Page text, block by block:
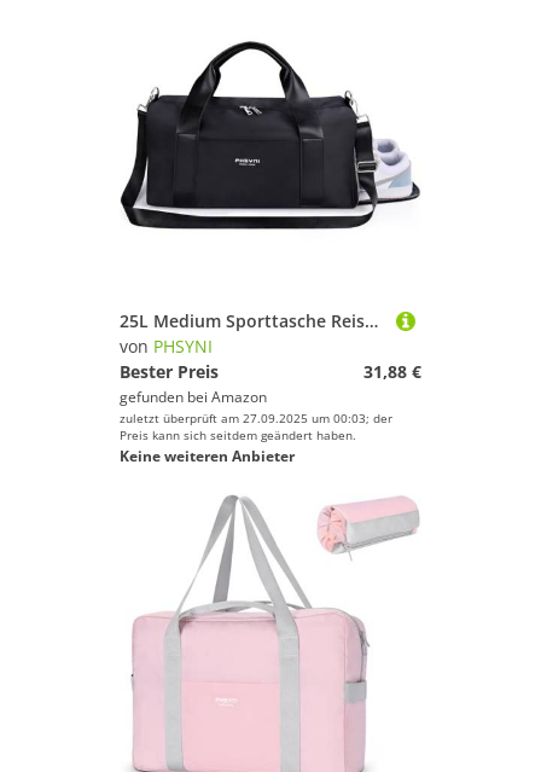
25L Medium Sporttasche Reisetasche für Damen und Herren,wasserdichte Handgepäcktasche,Trainingstasche für Reisen Schwimmenmit Schuhfach und Nassfach,Griff aus PU Leder (Schwarz,19 Mittelgroße Größe)
von PHSYNI
Bester Preis
31,88 €
gefunden bei Amazon
zuletzt überprüft am 27.09.2025 um 00:03; der
Preis kann sich seitdem geändert haben.
Keine weiteren Anbieter